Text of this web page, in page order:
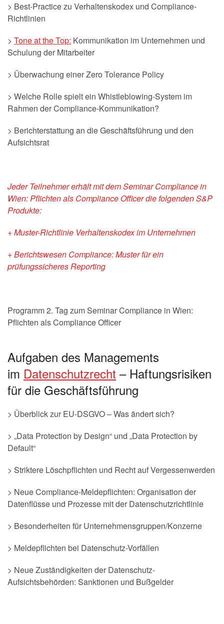
> Best-Practice zu Verhaltenskodex und Compliance-
Richtlinien
> Tone at the Top: Kommunikation im Unternehmen und
Schulung der Mitarbeiter
> Überwachung einer Zero Tolerance Policy
> Welche Rolle spielt ein Whistleblowing-System im
Rahmen der Compliance-Kommunikation?
> Berichterstattung an die Geschäftsführung und den
Aufsichtsrat
Jeder Teilnehmer erhält mit dem Seminar Compliance in
Wien: Pflichten als Compliance Officer die folgenden S&P
Produkte:
+ Muster-Richtlinie Verhaltenskodex im Unternehmen
+ Berichtswesen Compliance: Muster für ein
prüfungssicheres Reporting
Programm 2. Tag zum Seminar Compliance in Wien:
Pflichten als Compliance Officer
Aufgaben des Managements
im Datenschutzrecht – Haftungsrisiken
für die Geschäftsführung
> Überblick zur EU-DSGVO – Was ändert sich?
> „Data Protection by Design“ und „Data Protection by
Default“
> Striktere Löschpflichten und Recht auf Vergessenwerden
> Neue Compliance-Meldepflichten: Organisation der
Datenflüsse und Prozesse mit der Datenschutzrichtlinie
> Besonderheiten für Unternehmensgruppen/Konzerne
> Meldepflichten bei Datenschutz-Vorfällen
> Neue Zuständigkeiten der Datenschutz-
Aufsichtsbehörden: Sanktionen und Bußgelder